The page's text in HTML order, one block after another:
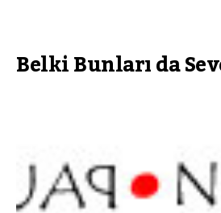
Belki Bunları da